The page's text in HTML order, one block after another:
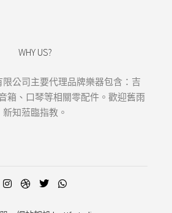
WHY US?
限公司主要代理品牌樂器包含：吉
箱、口琴等相關零配件。歡迎舊雨
新知蒞臨指教。